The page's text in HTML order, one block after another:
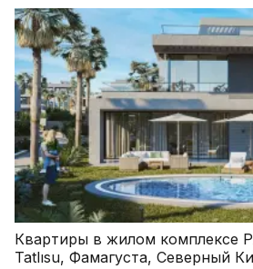
Квартиры в жилом комплексе
Tatlısu, Фамагуста, Северный